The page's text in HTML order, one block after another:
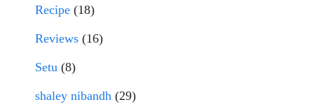
Recipe (18)
Reviews (16)
Setu (8)
shaley nibandh (29)